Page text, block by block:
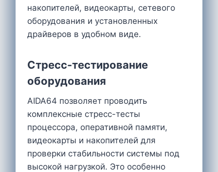
накопителей, видеокарты, сетевого
оборудования и установленных
драйверов в удобном виде.
Стресс-тестирование
оборудования
AIDA64 позволяет проводить
комплексные стресс-тесты
процессора, оперативной памяти,
видеокарты и накопителей для
проверки стабильности системы под
высокой нагрузкой. Это особенно